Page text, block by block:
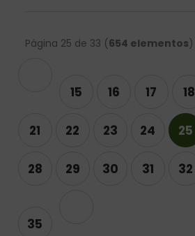
Página 25 de 33 (654 elementos)
15
16 17 18
21 22 23 24 25
28 29 30 31 32
35